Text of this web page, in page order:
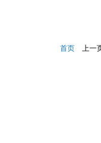
首页 上一